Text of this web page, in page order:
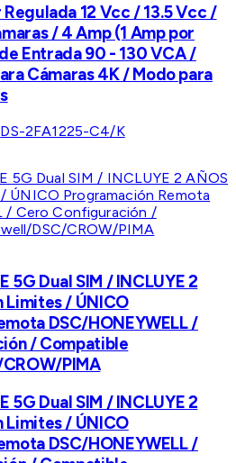
12 Vcc / 13.5 Vcc /
/ 4 Amp (1 Amp por
Entrada 90 - 130 VCA /
Cámaras 4K / Modo para
DS-2FA1225-C4/K
5G Dual SIM / INCLUYE 2
Limites / ÚNICO
DSC/HONEYWELL /
/ Compatible
PIMA
5G Dual SIM / INCLUYE 2
Limites / ÚNICO
DSC/HONEYWELL /